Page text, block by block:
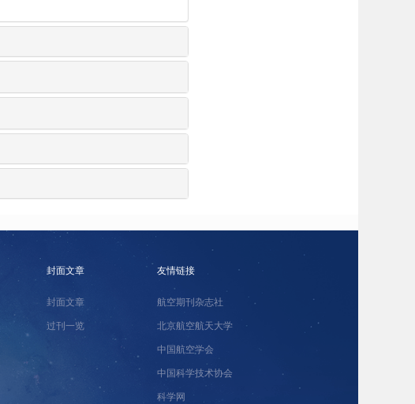
封面文章
封面文章
过刊一览
友情链接
航空期刊杂志社
北京航空航天大学
中国航空学会
中国科学技术协会
科学网